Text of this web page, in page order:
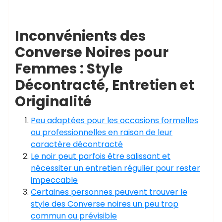
Inconvénients des
Converse Noires pour
Femmes : Style
Décontracté, Entretien et
Originalité
Peu adaptées pour les occasions formelles
ou professionnelles en raison de leur
caractère décontracté
Le noir peut parfois être salissant et
nécessiter un entretien régulier pour rester
impeccable
Certaines personnes peuvent trouver le
style des Converse noires un peu trop
commun ou prévisible